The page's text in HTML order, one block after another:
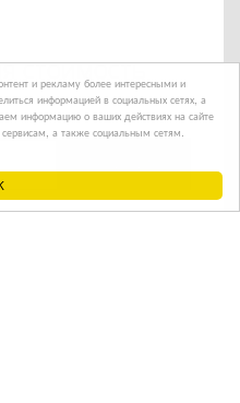
и рекламу более интересными и
информацией в социальных сетях, а
информацию о ваших действиях на сайте
а также социальным сетям.
стоимость